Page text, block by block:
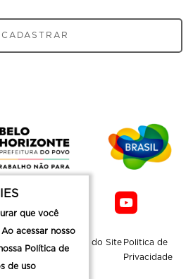
CADASTRAR
Mapa do Site Politica de
Privacidade
que você
acessar nosso
Política de
de uso